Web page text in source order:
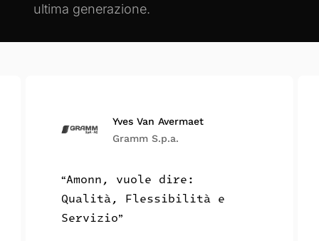
ultima generazione.
Yves Van Avermaet
Gramm S.p.a.
“Amonn, vuole dire:
Qualità, Flessibilità e
Servizio”